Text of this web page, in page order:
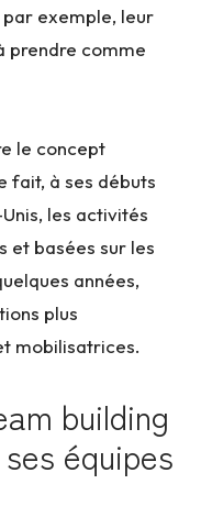
par exemple, leur
prendre comme
le concept
fait, à ses débuts
les activités
et basées sur les
années,
plus
mobilisatrices.
building
équipes